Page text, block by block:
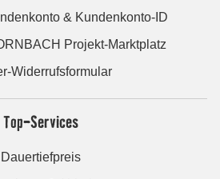
& Kundenkonto-ID
Projekt-Marktplatz
Widerrufsformular
Top-Services
Dauertiefpreis